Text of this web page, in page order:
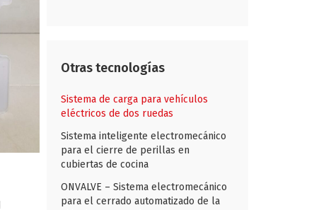
Otras tecnologías
Sistema de carga para vehículos
eléctricos de dos ruedas
Sistema inteligente electromecánico
para el cierre de perillas en
cubiertas de cocina
ONVALVE – Sistema electromecánico
para el cerrado automatizado de la